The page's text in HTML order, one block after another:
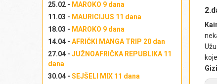
25.02 - MAROKO 9 dana
11.03 - MAURICIJUS 11 dana
18.03 - MAROKO 9 dana
14.04 - AFRIČKI MANGA TRIP 20 dan
27.04 - JUŽNOAFRIČKA REPUBLIKA 11
dana
30.04 - SEJŠELI MIX 11 dana